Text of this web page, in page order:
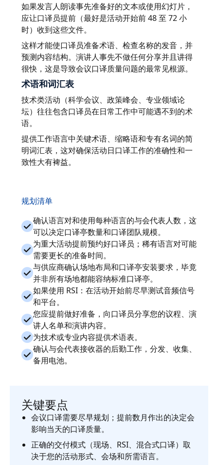
如果发言人朗读事先准备好的文本或使用幻灯片，
应让口译员提前（最好是活动开始前 48 至 72 小
时）收到这些文件。
这样才能使口译员准备术语、检查名称的发音，并
预测内容结构。演讲人事先不做任何分享并且讲得
很快，这是导致会议口译质量问题的最常见根源。
术语和词汇表
技术类活动（科学会议、政策峰会、专业领域论
坛）往往包含口译员在日常工作中可能遇不到的术
语。
提供工作语言中关键术语、缩略语和专有名词的简
明词汇表，这对确保活动日口译工作的准确性和一
致性大有裨益。
规划清单
确认语言对和使用每种语言的与会代表人数，这
可以决定口译亭数量和口译团队规模。
为重大活动提前预约好口译员；稀有语言对可能
需要更长的准备时间。
与供应商确认场地布局和口译亭安装要求，毕竟
并非所有场地都能容纳标准口译亭。
如果使用 RSI：在活动开始前尽早测试音频信号
和平台。
您应提前做好准备，向口译员分享您的议程、演
讲人名单和演讲内容。
为技术或专业内容提供术语表。
确认与会代表接收器的后勤工作，分发、收集、
备用电池。
关键要点
会议口译需要尽早规划；提前数月作出的决定会
影响当天的口译质量。
正确的交付模式（现场、RSI、混合式口译）取
决于您的活动形式、会场和所需语言。